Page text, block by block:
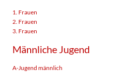
1. Frauen
2. Frauen
3. Frauen
Männliche Jugend
A-Jugend männlich